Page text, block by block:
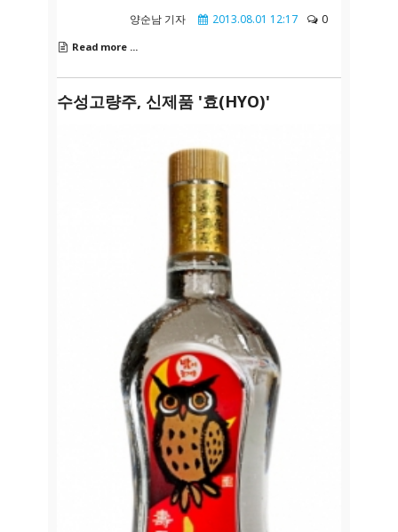
양순남 기자 2013.08.01 12:17 0
Read more ...
수성고량주, 신제품 '효(HYO)'